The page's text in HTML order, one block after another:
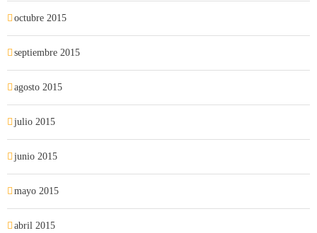
octubre 2015
septiembre 2015
agosto 2015
julio 2015
junio 2015
mayo 2015
abril 2015